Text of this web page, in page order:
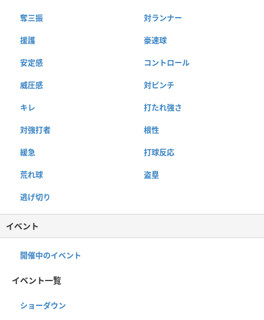
奪三振 対ランナー
援護 豪速球
安定感 コントロール
威圧感 対ピンチ
キレ 打たれ強さ
対強打者 根性
緩急 打球反応
荒れ球 盗塁
逃げ切り
イベント
開催中のイベント
イベント一覧
ショーダウン